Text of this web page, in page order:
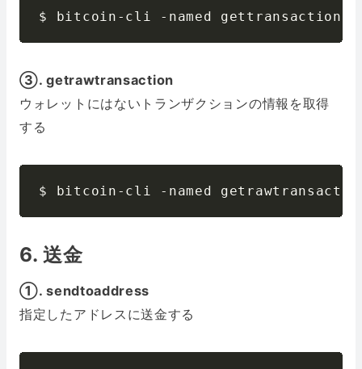
$ bitcoin-cli -named gettransaction
③. getrawtransaction
ウォレットにはないトランザクションの情報を取得
する
$ bitcoin-cli -named getrawtransaction
6. 送金
①. sendtoaddress
指定したアドレスに送金する